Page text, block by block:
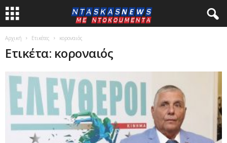
Αρχική Ετικέτες κοροναιός
Ετικέτα: κοροναιός